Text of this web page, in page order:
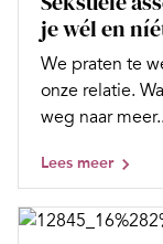
je wél en
We praten te
onze relatie.
weg naar
Lees meer